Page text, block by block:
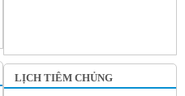
LỊCH TIÊM CHỦNG